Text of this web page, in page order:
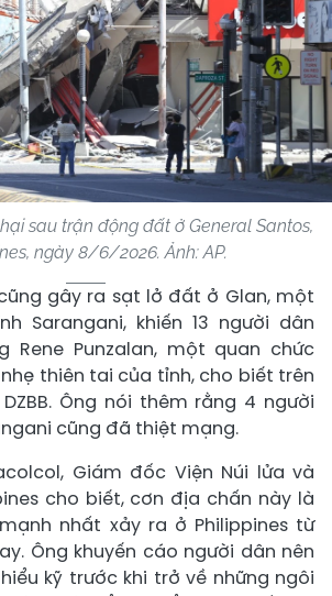
sau trận động đất ở General Santos,
ngày 8/6/2026. Ảnh: AP.
gây ra sạt lở đất ở Glan, một
Sarangani, khiến 13 người dân
Rene Punzalan, một quan chức
thiên tai của tỉnh, cho biết trên
Ông nói thêm rằng 4 người
cũng đã thiệt mạng.
Giám đốc Viện Núi lửa và
cho biết, cơn địa chấn này là
nhất xảy ra ở Philippines từ
Ông khuyến cáo người dân nên
kỹ trước khi trở về những ngôi